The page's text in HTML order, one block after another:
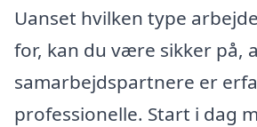
Uanset hvilken type
for, kan du være sikker på,
samarbejdspartnere er
professionelle. Start i dag